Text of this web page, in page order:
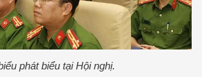
phát biểu tại Hội nghị.